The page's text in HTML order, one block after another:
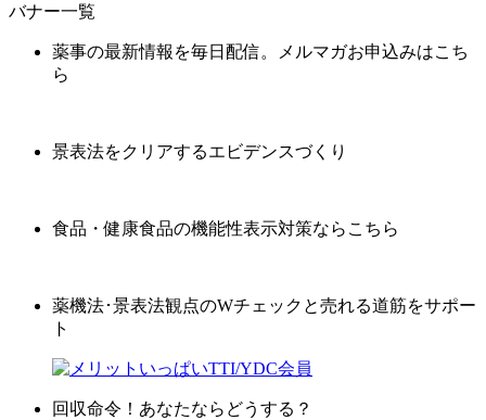
バナー一覧
薬事の最新情報を毎日配信。メルマガお申込みはこち
ら
景表法をクリアするエビデンスづくり
食品・健康食品の機能性表示対策ならこちら
薬機法･景表法観点のWチェックと売れる道筋をサポー
ト
回収命令！あなたならどうする？